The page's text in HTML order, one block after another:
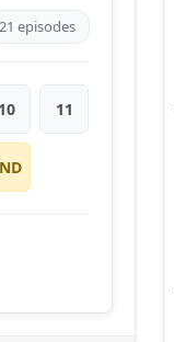
21 episodes
10 11